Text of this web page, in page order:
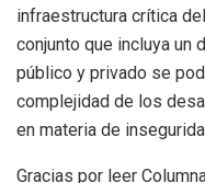
infraestructura crítica
conjunto que incluya un
público y privado se
complejidad de los
en materia de
Gracias por leer